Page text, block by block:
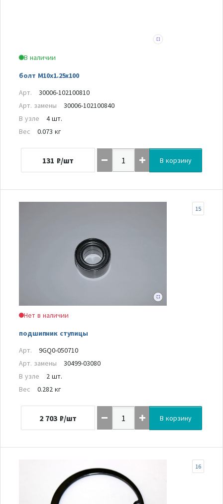
В наличии
болт M10x1.25x100
Арт.
30006-102100810
Арт. замены
30006-102100840
В узле
4 шт.
Вес
0.073 кг
131 ₽/шт В корзину
Нет в наличии
подшипник ступицы
15
Арт.
9GQ0-050710
Арт. замены
30499-03080
В узле
2 шт.
Вес
0.282 кг
2 703 ₽/шт В корзину
16